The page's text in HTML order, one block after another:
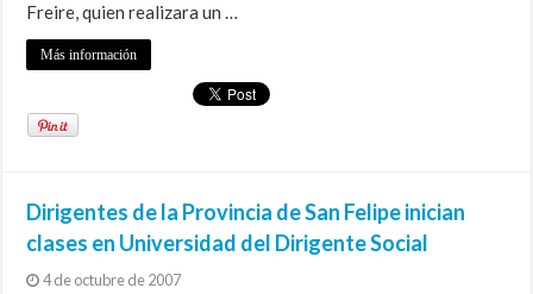
Freire, quien realizara un …
Más información
Dirigentes de la Provincia de San Felipe inician
clases en Universidad del Dirigente Social
4 de octubre de 2007